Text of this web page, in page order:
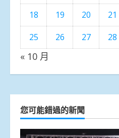
18
19 20 21
25
26 27 28
« 10 月
您可能錯過的新聞